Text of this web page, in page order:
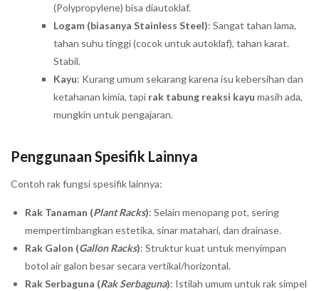
(Polypropylene) bisa diautoklaf.
Logam (biasanya Stainless Steel): Sangat tahan lama,
tahan suhu tinggi (cocok untuk autoklaf), tahan karat.
Stabil.
Kayu: Kurang umum sekarang karena isu kebersihan dan
ketahanan kimia, tapi rak tabung reaksi kayu masih ada,
mungkin untuk pengajaran.
Penggunaan Spesifik Lainnya
Contoh rak fungsi spesifik lainnya:
Rak Tanaman (Plant Racks): Selain menopang pot, sering
mempertimbangkan estetika, sinar matahari, dan drainase.
Rak Galon (Gallon Racks): Struktur kuat untuk menyimpan
botol air galon besar secara vertikal/horizontal.
Rak Serbaguna (Rak Serbaguna): Istilah umum untuk rak simpel